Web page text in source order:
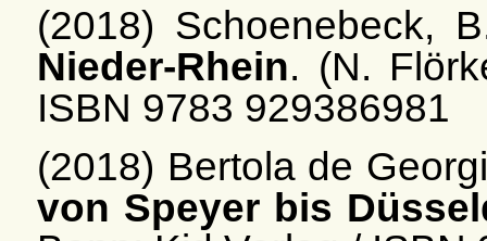
(2018) Schoenebeck,
Nieder-Rhein. (N.
ISBN 9783 929386981
(2018) Bertola de
von Speyer bis